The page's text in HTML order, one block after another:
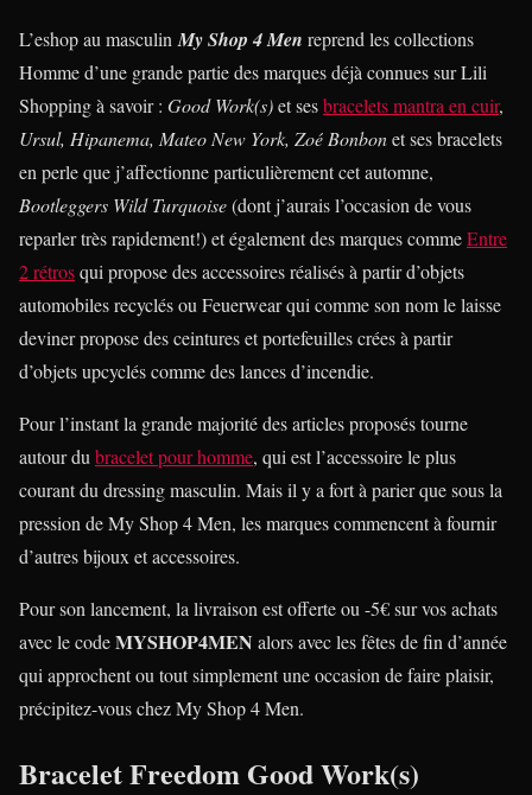
L’eshop au masculin My Shop 4 Men reprend les collections
Homme d’une grande partie des marques déjà connues sur Lili
Shopping à savoir : Good Work(s)et sesbracelets mantra en cuir,
Ursul, Hipanema, Mateo New York, Zoé Bonbonet ses bracelets
en perle que j’affectionne particulièrement cet automne,
Bootleggers Wild Turquoise(dont j’aurais l’occasion de vous
reparler très rapidement!) et également des marques commeEntre
2 rétrosqui propose des accessoires réalisés à partir d’objets
automobiles recyclés ou Feuerwear qui comme son nom le laisse
deviner propose des ceintures et portefeuilles crées à partir
d’objets upcyclés comme des lances d’incendie.
Pour l’instant la grande majorité des articles proposés tourne
autour du bracelet pour homme, qui est l’accessoire le plus
courant du dressing masculin. Mais il y a fort à parier que sous la
pression de My Shop 4 Men, les marques commencent à fournir
d’autres bijoux et accessoires.
Pour son lancement, la livraison est offerte ou -5€ sur vos achats
avec le codeMYSHOP4MEN alors avec les fêtes de fin d’année
qui approchent ou tout simplement une occasion de faire plaisir,
précipitez-vous chez My Shop 4 Men.
Bracelet Freedom Good Work(s)